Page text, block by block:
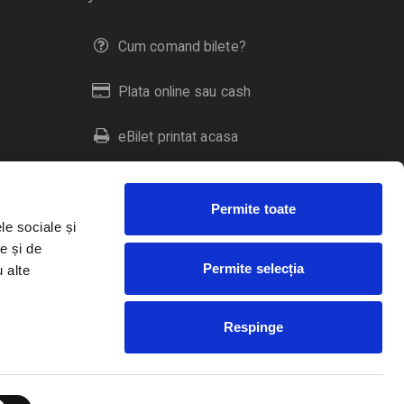
sociale și
și de
alte
Permite toate
Permite selecția
Respinge
Cum comand bilete?
Plata online sau cash
eBilet printat acasa
Livrare prin curier
Duplicare bilete